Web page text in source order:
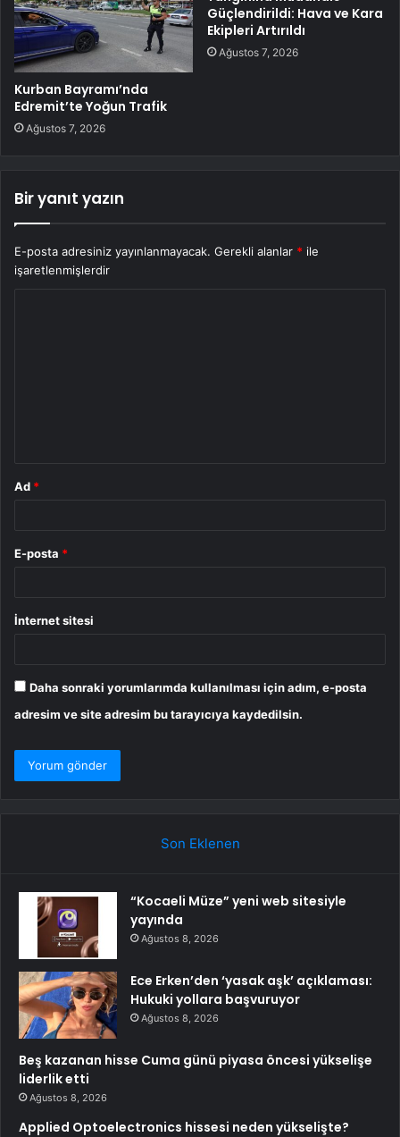
Kurban Bayramı’nda
Edremit’te Yoğun Trafik
Ağustos 7, 2026
Güçlendirildi: Hava ve Kara
Ekipleri Artırıldı
Ağustos 7, 2026
Bir yanıt yazın
E-posta adresiniz yayınlanmayacak. Gerekli alanlar * ile
işaretlenmişlerdir
Ad *
E-posta *
İnternet sitesi
Daha sonraki yorumlarımda kullanılması için adım, e-posta
adresim ve site adresim bu tarayıcıya kaydedilsin.
Son Eklenen
“Kocaeli Müze” yeni web sitesiyle
yayında
Ağustos 8, 2026
Ece Erken’den ‘yasak aşk’ açıklaması:
Hukuki yollara başvuruyor
Ağustos 8, 2026
Beş kazanan hisse Cuma günü piyasa öncesi yükselişe
liderlik etti
Ağustos 8, 2026
Applied Optoelectronics hissesi neden yükselişte?